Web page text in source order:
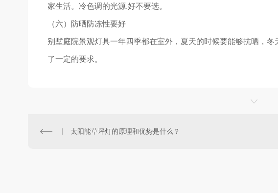
家生活。冷色调的光源.好不要选。
（六）防晒防冻性要好
别墅庭院景观灯具一年四季都在室外，夏天的时候要能够抗晒，
了一定的要求。
太阳能草坪灯的原理和优势是什么？